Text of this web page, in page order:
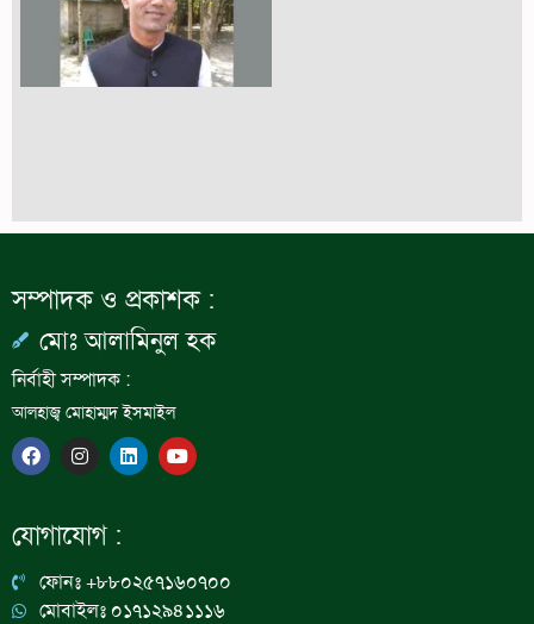
সম্পাদক ও প্রকাশক :
মোঃ আলামিনুল হক
নির্বাহী সম্পাদক :
আলহাজ্ব মোহাম্মদ ইসমাইল
F
a
c
b
o
I
n
s
a
g
a
m
L
i
n
n
Y
o
u
যোগাযোগ :
ফোনঃ +৮৮০২৫৭১৬০৭০০
মোবাইলঃ ০১৭১২৯৪১১১৬